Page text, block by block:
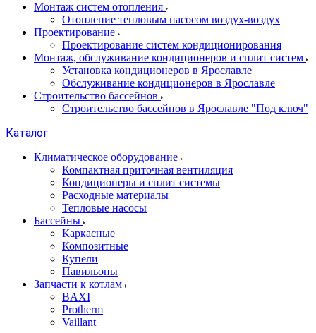
Монтаж систем отопления
Отопление тепловым насосом воздух-воздух
Проектирование
Проектирование систем кондиционирования
Монтаж, обслуживание кондиционеров и сплит систем
Установка кондиционеров в Ярославле
Обслуживание кондиционеров в Ярославле
Строительство бассейнов
Строительство бассейнов в Ярославле "Под ключ"
Каталог
Климатическое оборудование
Компактная приточная вентиляция
Кондиционеры и сплит системы
Расходные материалы
Тепловые насосы
Бассейны
Каркасные
Композитные
Купели
Павильоны
Запчасти к котлам
BAXI
Protherm
Vaillant